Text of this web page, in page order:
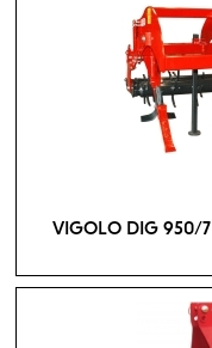
VIGOLO DIG 950/7